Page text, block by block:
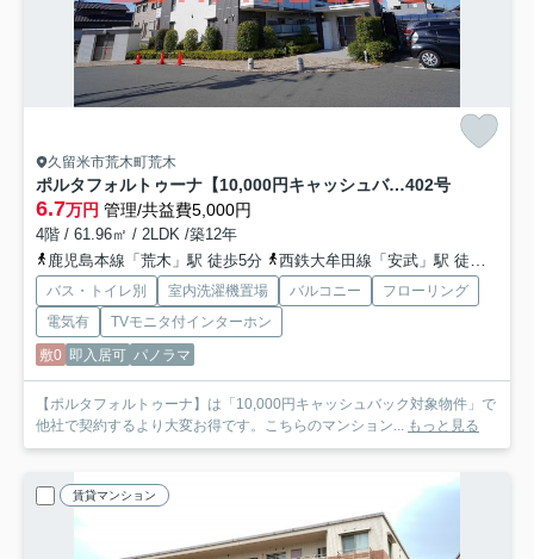
久留米市荒木町荒木
ポルタフォルトゥーナ【10,000円キャッシュバック対象物件】402号
6.7万円 管理/共益費5,000円
4階 / 61.96㎡ / 2LDK /築12年
鹿児島本線「荒木」駅 徒歩5分
西鉄大牟田線「安武」駅 徒歩30分
バス・トイレ別 室内洗濯機置場 バルコニー
フローリング
電気有
TVモニタ付インターホン
敷0 即入居可 パノラマ
【ポルタフォルトゥーナ】は「10,000円キャッシュバック対象物件」で
他社で契約するより大変お得です。こちらのマンション... もっと見る
賃貸マンション